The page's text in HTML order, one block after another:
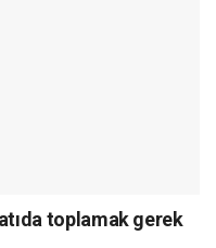
toplamak gerek